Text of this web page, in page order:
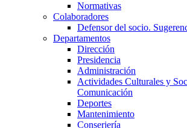
Normativas
Colaboradores
Defensor del socio.
Departamentos
Dirección
Presidencia
Administración
Actividades Culturales y
Comunicación
Deportes
Mantenimiento
Conserjería